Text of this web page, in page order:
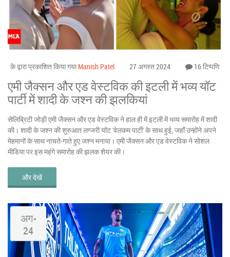
के द्वारा प्रकाशित किया गया Manish Patel 27 अगस्त 2024 16 टिप्पणि
एमी जैक्सन और एड वेस्टविक की इटली में भव्य यॉट
पार्टी में शादी के जश्न की झलकियां
सेलिब्रिटी जोड़ी एमी जैक्सन और एड वेस्टविक ने हाल ही में इटली में भव्य समारोह में शादी
की। शादी के जश्न की शुरुआत लग्जरी यॉट 'वेलकम पार्टी' के साथ हुई, जहाँ उन्होंने अपने
मेहमानों के साथ नाचते-गाते हुए जश्न मनाया। एमी जैक्सन और एड वेस्टविक ने सोशल
मीडिया पर इस महंगे समारोह की झलक शेयर की।
और देखें
अग॰
24